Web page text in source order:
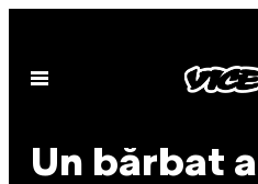
content
Open
​Un bărbat